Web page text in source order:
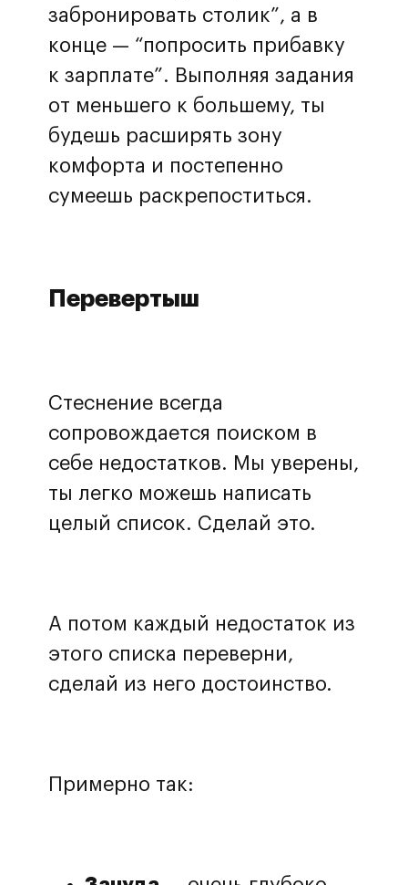
забронировать столик”, а в
конце — “попросить прибавку
к зарплате”. Выполняя задания
от меньшего к большему, ты
будешь расширять зону
комфорта и постепенно
сумеешь раскрепоститься.
Перевертыш
Стеснение всегда
сопровождается поиском в
себе недостатков. Мы уверены,
ты легко можешь написать
целый список. Сделай это.
А потом каждый недостаток из
этого списка переверни,
сделай из него достоинство.
Примерно так: